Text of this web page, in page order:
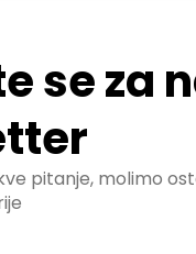
se za
pitanje, molimo